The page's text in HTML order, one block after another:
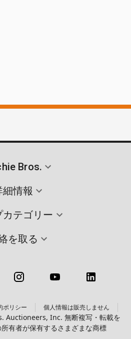
Bros.
細情報
カテゴリー
を取る
ポリシー 個人情報は販売しません
Auctioneers, Inc. 無断複写・転載を
有者が保有するさまざまな商標